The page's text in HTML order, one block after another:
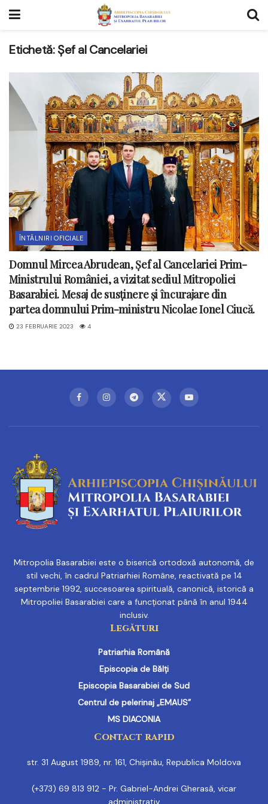
Etichetă:Șef al Cancelariei
ÎNTÂLNIRI OFICIALE
Domnul Mircea Abrudean, Șef al Cancelariei Prim-
Ministrului României, a vizitat sediul Mitropoliei
Basarabiei. Mesaj de susținere și încurajare din
partea domnului Prim-ministru Nicolae Ionel Ciucă.
23 FEBRUARIE 2023 4
Mitropolia Basarabiei este o biserică ortodoxă autonomă, de
stil vechi, în cadrul Patriarhiei Române, reactivată pe 14
septembrie 1992, succesoarea spirituală, canonică, istorică a
Mitropoliei Basarabiei care a funcționat până în anul 1944
inclusiv.
Legături
Patriarhia Română
Episcopia de Bălți
Episcopia Basarabiei de Sud
Centrul de pelerinaj „EMAUS”
MS DIACONIA
Contact rapid
str. 31 August 1989, nr. 161, Chișinău, Republica Moldova
(+373) 69 813 912 - Pr. Gabriel-Andrei Gherasă, vicar
administrativ